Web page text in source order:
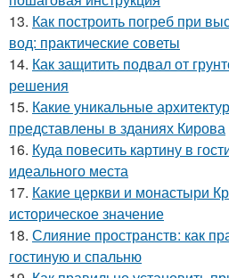
13. Как построить погреб при
вод: практические советы
14. Как защитить подвал от
решения
15. Какие уникальные
представлены в зданиях Кирова
16. Куда повесить картину в
идеального места
17. Какие церкви и монастыри
историческое значение
18. Слияние пространств: как
гостиную и спальню